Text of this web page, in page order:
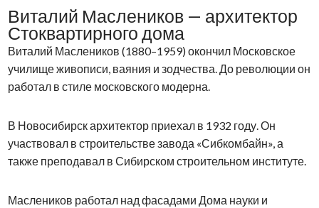
Виталий Маслеников — архитектор
Стоквартирного дома
Виталий Маслеников (1880–1959) окончил Московское
училище живописи, ваяния и зодчества. До революции он
работал в стиле московского модерна.
В Новосибирск архитектор приехал в 1932 году. Он
участвовал в строительстве завода «Сибкомбайн», а
также преподавал в Сибирском строительном институте.
Маслеников работал над фасадами Дома науки и